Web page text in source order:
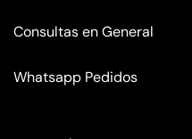
Consultas en General
Whatsapp Pedidos